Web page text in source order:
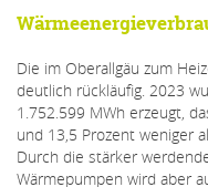
Die im Oberallgäu zum
deutlich rückläufig. 2023
1.752.599 MWh erzeugt,
und 13,5 Prozent weniger
Durch die stärker
Wärmepumpen wird aber